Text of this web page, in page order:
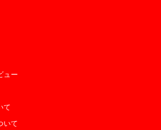
ュー
て
いて